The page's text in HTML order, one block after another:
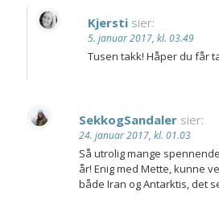
Kjersti sier:
5. januar 2017, kl. 03.49
Tusen takk! Håper du får
SekkogSandaler sier:
24. januar 2017, kl. 01.03
Så utrolig mange
år! Enig med Mette, kunne
både Iran og Antarktis, det